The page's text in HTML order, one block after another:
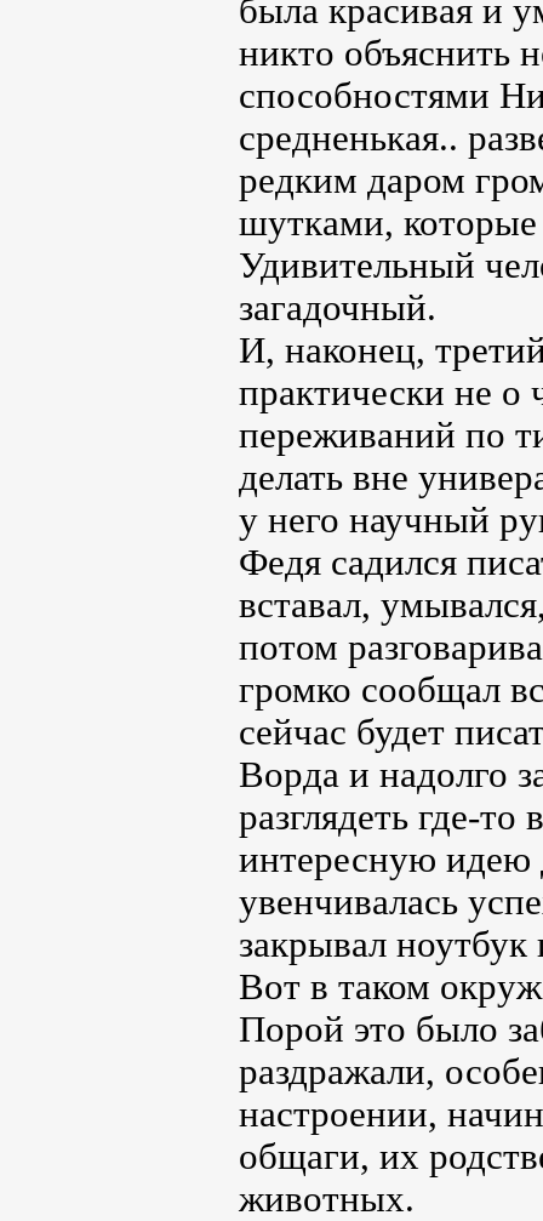
была красивая и
никто объяснить
способностями
средненькая..
редким даром
шутками,
Удивительный
загадочный.
И, наконец,
практически не
переживаний по
делать вне
у него научный
Федя садился
вставал,
потом
громко сообщал
сейчас будет
Ворда и надолго
разглядеть где-
интересную идею
увенчивалась
закрывал
Вот в таком
Порой это было
раздражали,
настроении,
общаги, их
животных.